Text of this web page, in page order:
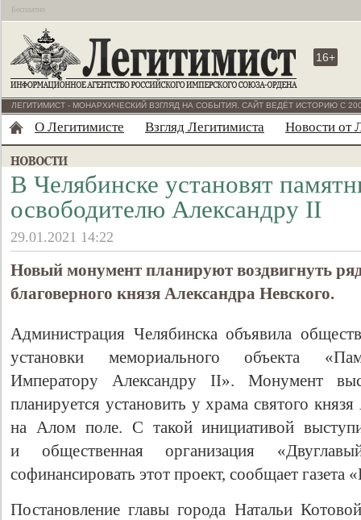
Бесплатно
16+
ЛЕГИТИМИСТ - МОНАРХИЧЕСКИЙ ВЗГЛЯД НА СОБЫТИЯ. САЙТ ВЕДЁТ ИСТОРИЮ С
О Легитимисте Взгляд Легитимиста Новости от
В Челябинске установят
освободителю Александру II
29.01.2021 14:22
Новый монумент планируют воздвигнуть
благоверного князя Александра Невского.
Администрация Челябинска объявила
установки мемориального объекта
Императору Александру II». Монумент
планируется установить у храма святого
на Алом поле. С такой инициативой
и общественная организация
софинансировать этот проект, сообщает газета
Постановление главы города Натальи